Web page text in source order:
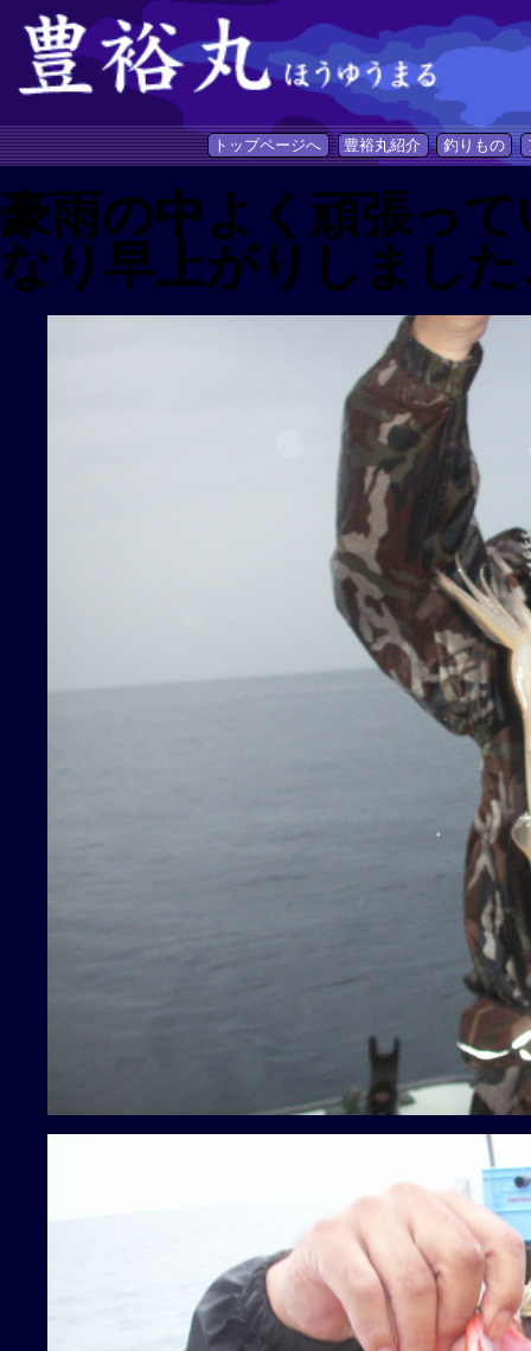
トップページへ 豊裕丸紹介 釣りもの
豪雨の中よく頑張っ
なり早上がりしまし